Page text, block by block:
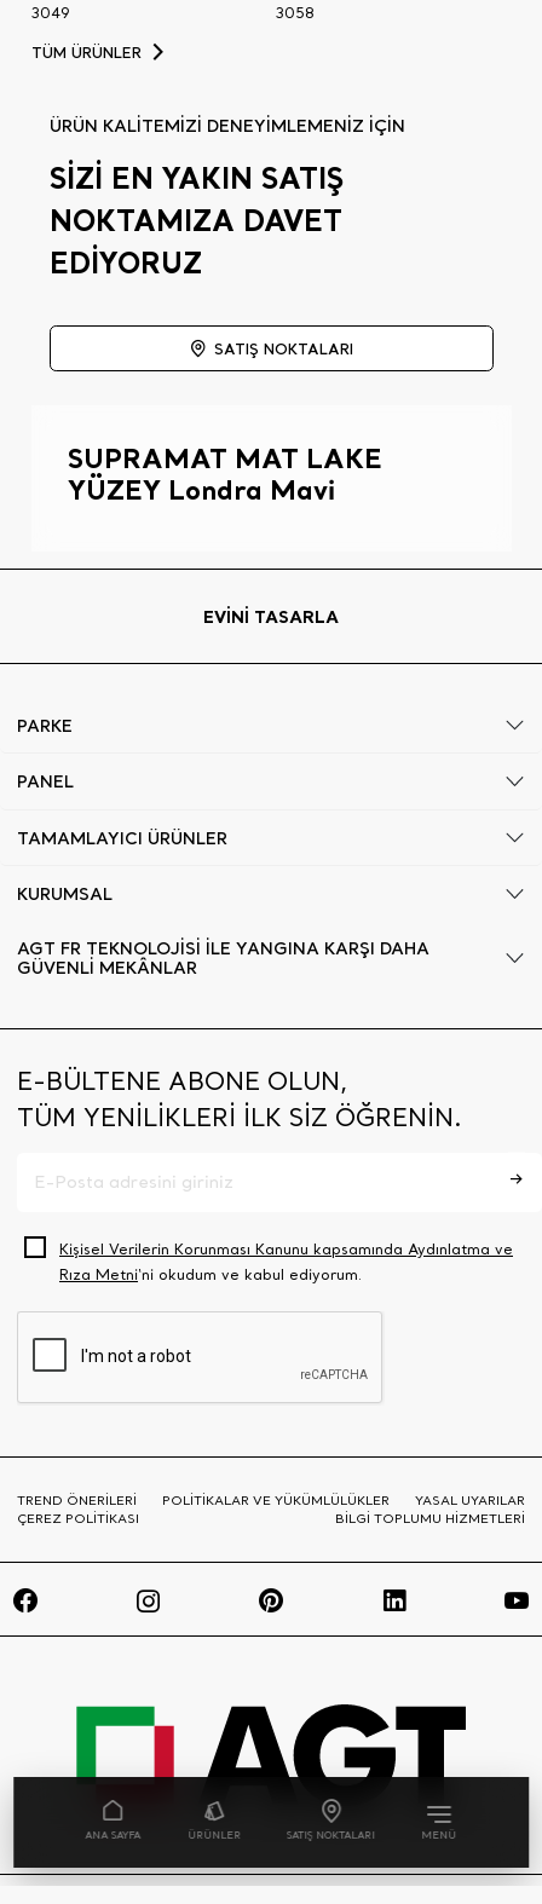
ANA SAYFA ÜRÜNLER SATIŞ NOKTALARI MENÜ
3049 3058
TÜM ÜRÜNLER
ÜRÜN KALİTEMİZİ DENEYİMLEMENİZ İÇİN
SİZİ EN YAKIN SATIŞ
NOKTAMIZA DAVET
EDİYORUZ
SATIŞ NOKTALARI
SUPRAMAT MAT LAKE
YÜZEY Londra Mavi
EVİNİ TASARLA
PARKE
PANEL
TAMAMLAYICI ÜRÜNLER
KURUMSAL
AGT FR TEKNOLOJİSİ İLE YANGINA KARŞI DAHA
GÜVENLİ MEKÂNLAR
E-BÜLTENE ABONE OLUN,
TÜM YENİLİKLERİ İLK SİZ ÖĞRENİN.
Kişisel Verilerin Korunması Kanunu kapsamında Aydınlatma ve
Rıza Metni‘ni okudum ve kabul ediyorum.
TREND ÖNERİLERİ POLİTİKALAR VE YÜKÜMLÜLÜKLER
YASAL UYARILAR
ÇEREZ POLİTİKASI
BİLGİ TOPLUMU HİZMETLERİ